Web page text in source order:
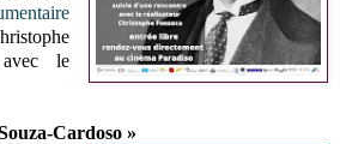
le
Cardoso »